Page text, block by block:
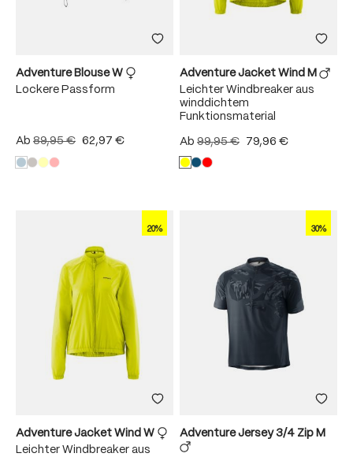
Adventure Blouse W
Lockere Passform
Ab 89,95 € 62,97 €
Adventure Jacket Wind M
Leichter Windbreaker aus
winddichtem
Funktionsmaterial
Ab 99,95 € 79,96 €
20%
Adventure Jacket Wind W
Leichter Windbreaker aus
30%
Adventure Jersey 3/4 Zip M